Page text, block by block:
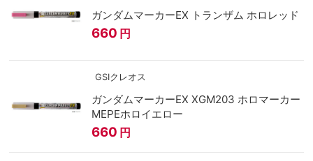
ガンダムマーカーEX トランザム ホロレッド
660 円
GSIクレオス
ガンダムマーカーEX XGM203 ホロマーカー
MEPEホロイエロー
660 円